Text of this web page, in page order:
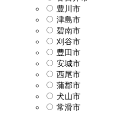
豊川市
津島市
碧南市
刈谷市
豊田市
安城市
西尾市
蒲郡市
犬山市
常滑市